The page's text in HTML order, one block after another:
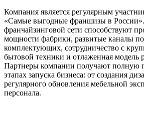
Компания является регулярным
«Самые выгодные франшизы в
франчайзинговой сети способствуют
мощности фабрики, развитые каналы
комплектующих, сотрудничество с
бытовой техники и отлаженная модель
Партнеры компании получают полную
этапах запуска бизнеса: от создания
регулярного обновления мебельной
персонала.